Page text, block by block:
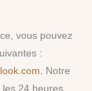
vous pouvez
:
. Notre
24 heures.